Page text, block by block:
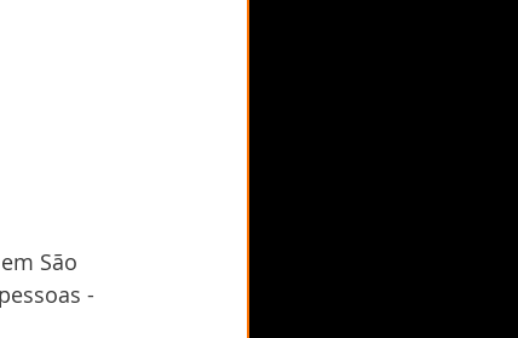
São
-